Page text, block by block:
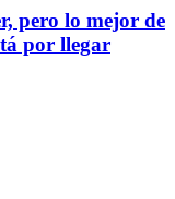
pero lo mejor de
por llegar